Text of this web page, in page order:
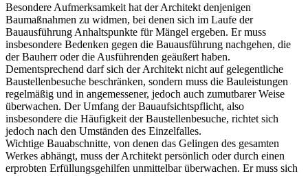
Besondere Aufmerksamkeit hat der Architekt denjenigen
Baumaßnahmen zu widmen, bei denen sich im Laufe der
Bauausführung Anhaltspunkte für Mängel ergeben. Er muss
insbesondere Bedenken gegen die Bauausführung nachgehen, die
der Bauherr oder die Ausführenden geäußert haben.
Dementsprechend darf sich der Architekt nicht auf gelegentliche
Baustellenbesuche beschränken, sondern muss die Bauleistungen
regelmäßig und in angemessener, jedoch auch zumutbarer Weise
überwachen. Der Umfang der Bauaufsichtspflicht, also
insbesondere die Häufigkeit der Baustellenbesuche, richtet sich
jedoch nach den Umständen des Einzelfalles.
Wichtige Bauabschnitte, von denen das Gelingen des gesamten
Werkes abhängt, muss der Architekt persönlich oder durch einen
erprobten Erfüllungsgehilfen unmittelbar überwachen. Er muss sich